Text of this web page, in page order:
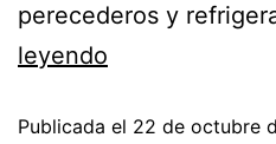
perecederos y
leyendo
Publicada el 22 de octubre